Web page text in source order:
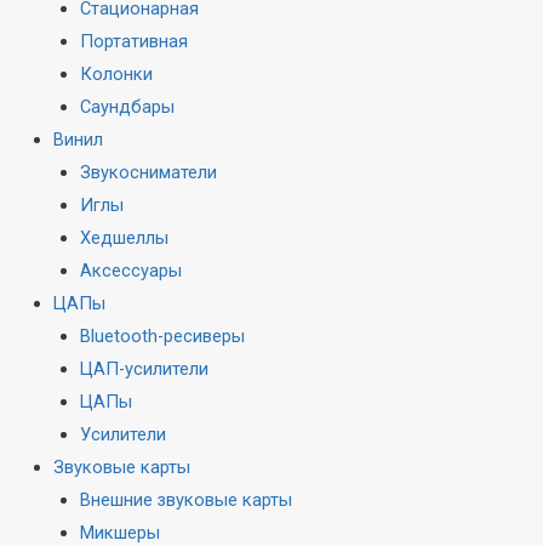
Стационарная
Портативная
Колонки
Саундбары
Винил
Звукосниматели
Иглы
Хедшеллы
Аксессуары
ЦАПы
Bluetooth-ресиверы
ЦАП-усилители
ЦАПы
Усилители
Звуковые карты
Внешние звуковые карты
Микшеры